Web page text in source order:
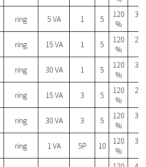
ring 5 VA 1 5
120
%
ring 15 VA 1 5
120
%
ring 30 VA 1 5
120
%
ring 15 VA 3 5
120
%
ring 30 VA 3 5
120
%
ring 1 VA 5P 10
120
%